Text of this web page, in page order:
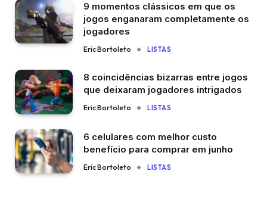
9 momentos clássicos em que os
jogos enganaram completamente os
jogadores
Eric Bortoleto LISTAS
8 coincidências bizarras entre jogos
que deixaram jogadores intrigados
Eric Bortoleto LISTAS
6 celulares com melhor custo
benefício para comprar em junho
Eric Bortoleto LISTAS